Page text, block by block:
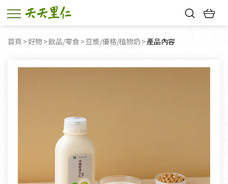
首頁 好物 飲品/零食 豆漿/優格/植物奶 目前頁面：
產品內容